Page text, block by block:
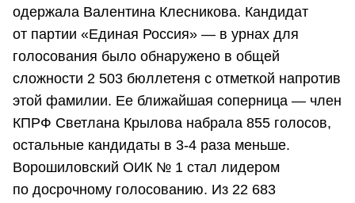
одержала Валентина Клесникова. Кандидат
от партии «Единая Россия» — в урнах для
голосования было обнаружено в общей
сложности 2 503 бюллетеня с отметкой напротив
этой фамилии. Ее ближайшая соперница — член
КПРФ Светлана Крылова набрала 855 голосов,
остальные кандидаты в 3-4 раза меньше.
Ворошиловский ОИК № 1 стал лидером
по досрочному голосованию. Из 22 683